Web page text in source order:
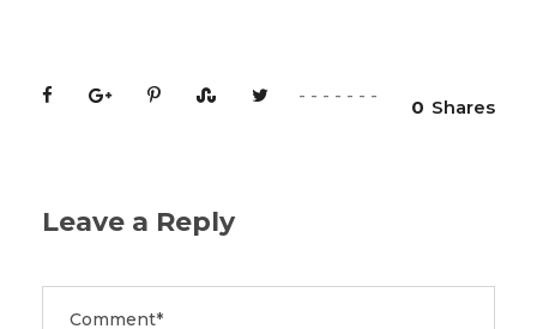
0 Shares
Leave a Reply